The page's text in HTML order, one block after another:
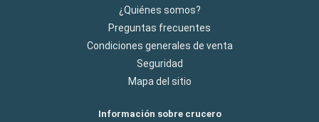
¿Quiénes somos?
Preguntas frecuentes
Condiciones generales de venta
Seguridad
Mapa del sitio
Información sobre crucero